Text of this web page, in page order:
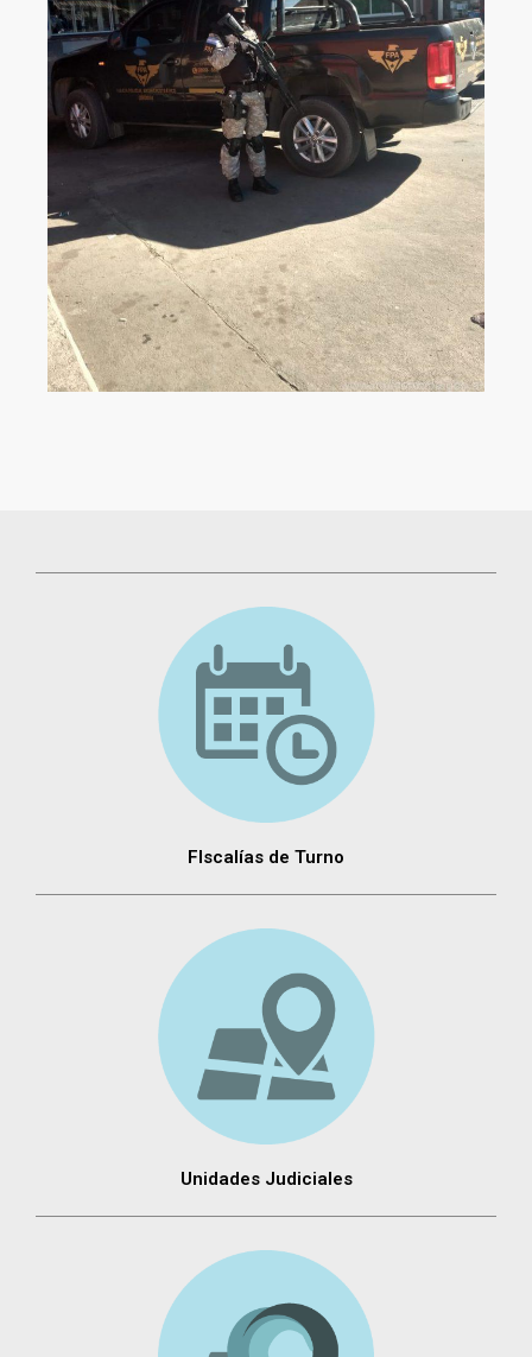
FIscalías de Turno
Unidades Judiciales